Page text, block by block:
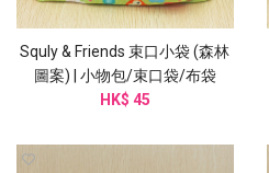
Squly & Friends 束口小袋 (森林
圖案) | 小物包/束口袋/布袋
(I002SQB)
HK$ 45